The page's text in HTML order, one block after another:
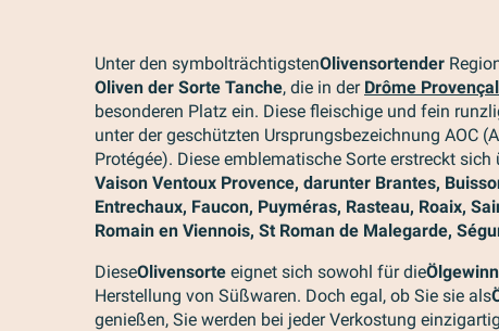
Unter den symbolträchtigstenOlivensortender
Oliven der Sorte Tanche, die in der Drôme
besonderen Platz ein. Diese fleischige und fein
unter der geschützten Ursprungsbezeichnung AOC
Protégée). Diese emblematische Sorte erstreckt sich
Vaison Ventoux Provence, darunter Brantes,
Entrechaux, Faucon, Puyméras, Rasteau, Roaix,
Romain en Viennois, St Roman de Malegarde,
DieseOlivensorte eignet sich sowohl für die
Herstellung von Süßwaren. Doch egal, ob Sie sie als
genießen, Sie werden bei jeder Verkostung